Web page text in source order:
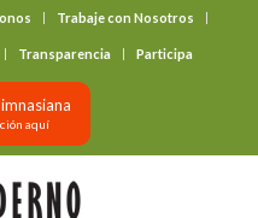
Trabaje con Nosotros
Transparencia Participa
aquí